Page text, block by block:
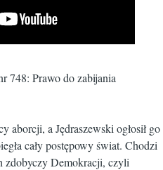
748: Prawo do zabijania
aborcji, a Jędraszewski ogłosił go
cały postępowy świat. Chodzi
zdobyczy Demokracji, czyli